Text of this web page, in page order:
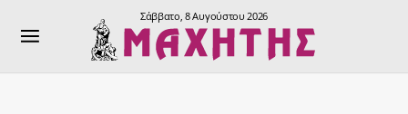
Σάββατο, 8 Αυγούστου 2026